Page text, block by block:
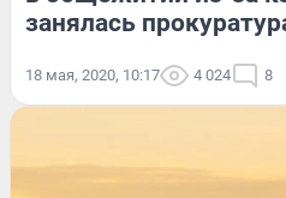
занялась
18 мая, 2020, 10:17 4 024 8